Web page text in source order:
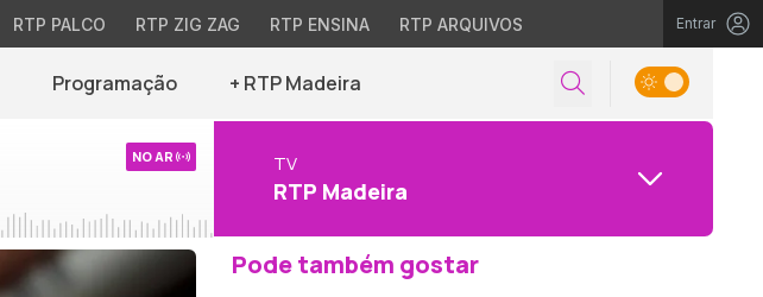
RTP PALCO RTP ZIG ZAG RTP ENSINA RTP ARQUIVOS Entrar
Programação + RTP Madeira
NO AR TV
RTP Madeira
Pode também gostar